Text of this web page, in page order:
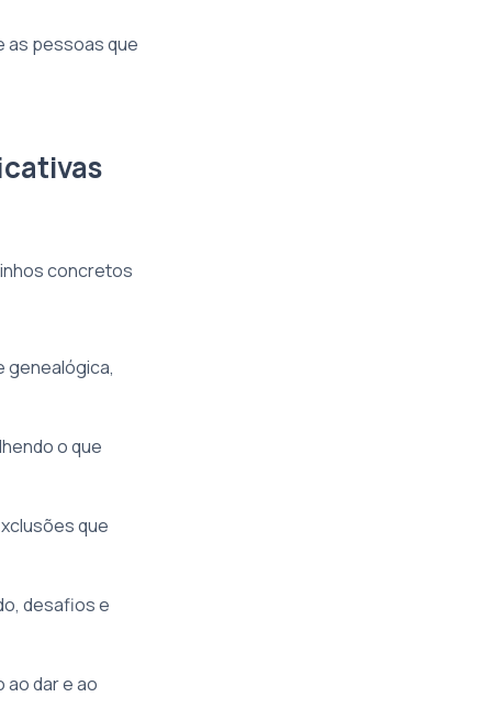
as pessoas que
concretos
genealógica,
o que
que
desafios e
dar e ao